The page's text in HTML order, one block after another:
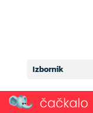
Izbornik